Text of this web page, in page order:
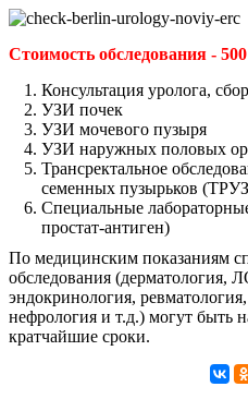
Стоимость обследования -
Консультация уролога,
УЗИ почек
УЗИ мочевого пузыря
УЗИ наружных половых
Трансректальное
семенных пузырьков
Специальные
простат-антиген)
По медицинским показаниям
обследования (дерматология,
эндокринология,
нефрология и т.д.) могут быть
кратчайшие сроки.